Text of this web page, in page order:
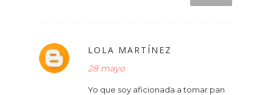
LOLA MARTÍNEZ
28 mayo
Yo que soy aficionada a tomar pan